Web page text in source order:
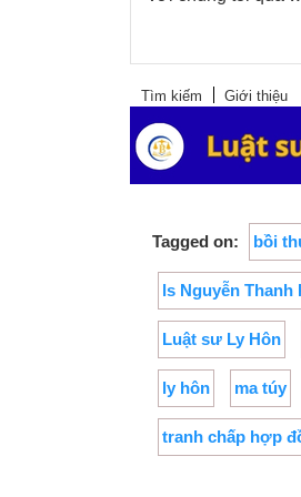
Tìm kiếm Giới thiệu
Tagged on: bồi
ls Nguyễn
Luật sư Ly Hôn
ly hôn ma túy
tranh chấp hợp